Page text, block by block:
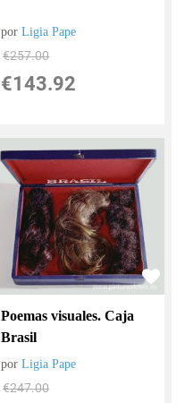
porLigia Pape
€257.00
€143.92
Poemas visuales. Caja
Brasil
porLigia Pape
€247.00